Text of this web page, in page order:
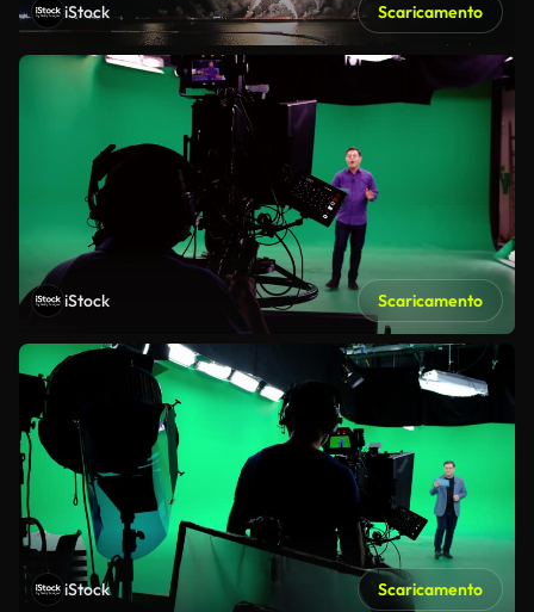
iStock Scaricamento
iStock Scaricamento
iStock Scaricamento